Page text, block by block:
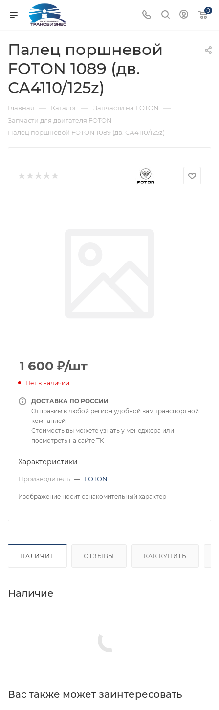
0
Палец поршневой
FOTON 1089 (дв.
СА4110/125z)
Главная — Каталог — Запчасти на FOTON —
Запчасти для двигателя FOTON —
Палец поршневой FOTON 1089 (дв. СА4110/125z)
1 600 ₽/шт
Нет в наличии
ДОСТАВКА ПО РОССИИ
Отправим в любой регион удобной вам транспортной
компанией.
Стоимость вы можете узнать у менеджера или
посмотреть на сайте ТК
Характеристики
Производитель — FOTON
Изображение носит ознакомительный характер
НАЛИЧИЕ ОТЗЫВЫ КАК КУПИТЬ
Наличие
Вас также может заинтересовать